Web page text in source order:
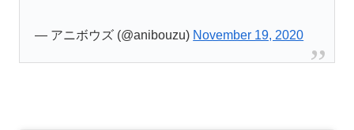
— アニボウズ (@anibouzu) November 19, 2020